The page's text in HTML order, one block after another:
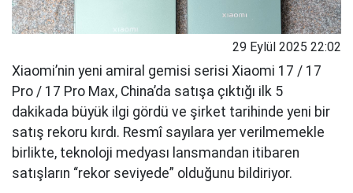
29 Eylül 2025 22:02
Xiaomi’nin yeni amiral gemisi serisi Xiaomi 17 / 17
Pro / 17 Pro Max, China’da satışa çıktığı ilk 5
dakikada büyük ilgi gördü ve şirket tarihinde yeni bir
satış rekoru kırdı. Resmî sayılara yer verilmemekle
birlikte, teknoloji medyası lansmandan itibaren
satışların “rekor seviyede” olduğunu bildiriyor.